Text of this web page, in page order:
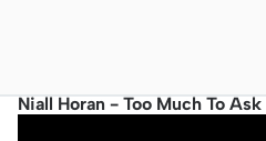
Niall Horan - Too Much To Ask